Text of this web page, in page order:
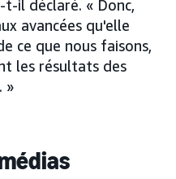
il déclaré. « Donc,
avancées qu'elle
ce que nous faisons,
les résultats des
»